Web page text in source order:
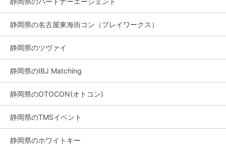
静岡県の名古屋東海街コン（プレイワークス）
静岡県のツヴァイ
静岡県のIBJ Matching
静岡県のOTOCON(オトコン)
静岡県のTMSイベント
静岡県のホワイトキー